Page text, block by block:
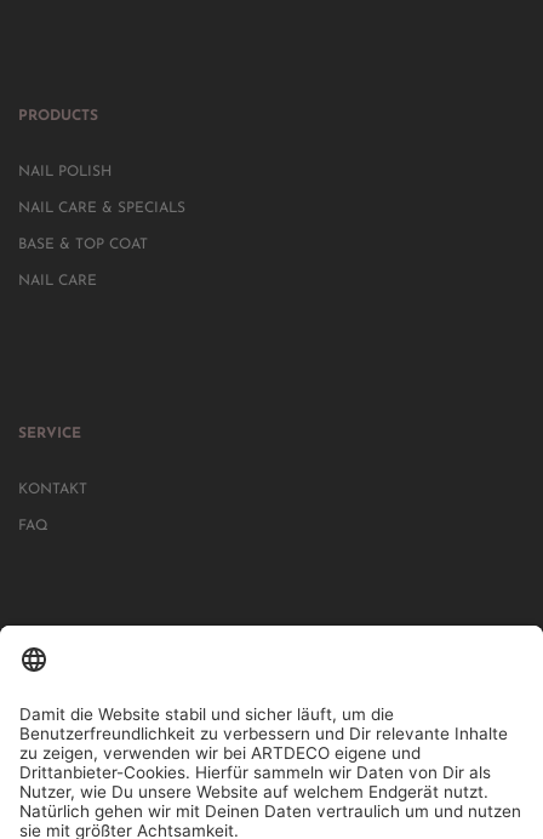
PRODUCTS
NAIL POLISH
NAIL CARE & SPECIALS
BASE & TOP COAT
NAIL CARE
SERVICE
KONTAKT
FAQ